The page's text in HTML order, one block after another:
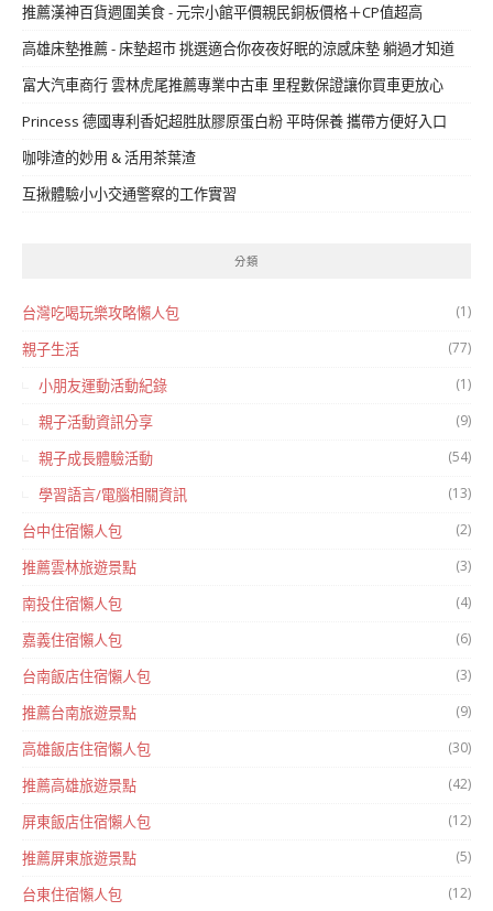
推薦漢神百貨週圍美食 - 元宗小館平價親民銅板價格＋CP值超高
高雄床墊推薦 - 床墊超市 挑選適合你夜夜好眠的涼感床墊 躺過才知道
富大汽車商行 雲林虎尾推薦專業中古車 里程數保證讓你買車更放心
Princess 德國專利香妃超胜肽膠原蛋白粉 平時保養 攜帶方便好入口
咖啡渣的妙用 & 活用茶葉渣
互揪體驗小小交通警察的工作實習
分類
台灣吃喝玩樂攻略懶人包 (1)
親子生活 (77)
小朋友運動活動紀錄 (1)
親子活動資訊分享 (9)
親子成長體驗活動 (54)
學習語言/電腦相關資訊 (13)
台中住宿懶人包 (2)
推薦雲林旅遊景點 (3)
南投住宿懶人包 (4)
嘉義住宿懶人包 (6)
台南飯店住宿懶人包 (3)
推薦台南旅遊景點 (9)
高雄飯店住宿懶人包 (30)
推薦高雄旅遊景點 (42)
屏東飯店住宿懶人包 (12)
推薦屏東旅遊景點 (5)
台東住宿懶人包 (12)